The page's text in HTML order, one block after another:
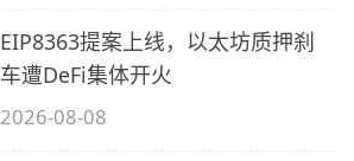
EIP8363提案上线，以太坊质押刹
车遭DeFi集体开火
2026-08-08